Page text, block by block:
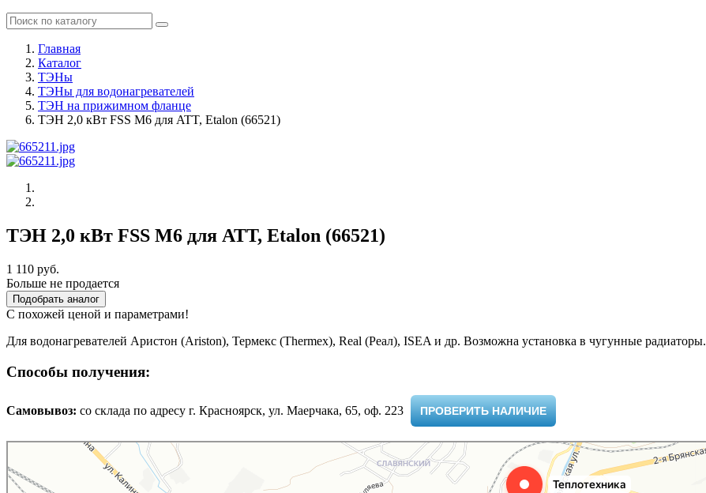
Главная
Каталог
ТЭНы
ТЭНы для водонагревателей
ТЭН на прижимном фланце
ТЭН 2,0 кВт FSS M6 для ATT, Etalon (66521)
ТЭН 2,0 кВт FSS M6 для ATT, Etalon (66521)
1 110 руб.
Больше не продается
Подобрать аналог
С похожей ценой и параметрами!
Для водонагревателей Аристон (Ariston), Термекс (Thermex), Real (Реал), ISEA и др. Возможна установка в чугунные радиаторы.
Способы получения:
Самовывоз: cо склада по адресу г. Красноярск, ул. Маерчака, 65, оф. 223 ​ ПРОВЕРИТЬ НАЛИЧИЕ